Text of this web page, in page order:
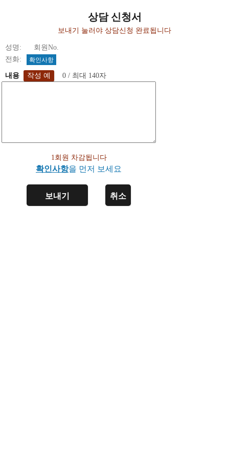
상담 신청서
보내기 눌러야 상담신청 완료됩니다
성명: 회원No.
전화:
확인사항
내용 0 / 최대 140자
1회원 차감됩니다
확인사항을 먼저 보세요